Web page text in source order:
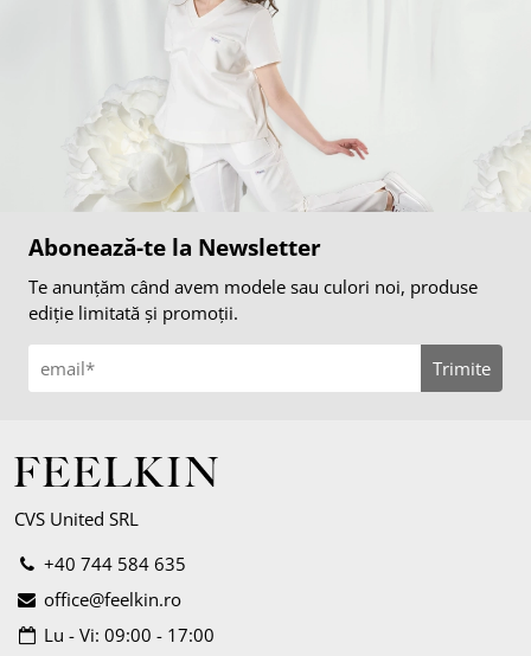
Abonează-te la Newsletter
Te anunțăm când avem modele sau culori noi, produse
ediție limitată și promoții.
Trimite
CVS United SRL
+40 744 584 635
office@feelkin.ro
Lu - Vi: 09:00 - 17:00